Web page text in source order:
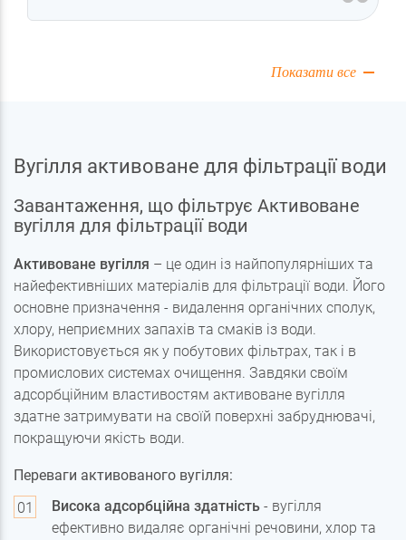
Показати все
Вугілля активоване для фільтрації води
Завантаження, що фільтрує Активоване
вугілля для фільтрації води
Активоване вугілля – це один із найпопулярніших та
найефективніших матеріалів для фільтрації води. Його
основне призначення - видалення органічних сполук,
хлору, неприємних запахів та смаків із води.
Використовується як у побутових фільтрах, так і в
промислових системах очищення. Завдяки своїм
адсорбційним властивостям активоване вугілля
здатне затримувати на своїй поверхні забруднювачі,
покращуючи якість води.
Переваги активованого вугілля:
Висока адсорбційна здатність - вугілля
ефективно видаляє органічні речовини, хлор та